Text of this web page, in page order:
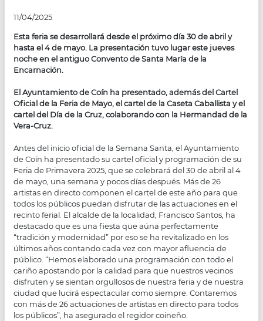
11/04/2025
Esta feria se desarrollará desde el próximo día 30 de abril y
hasta el 4 de mayo. La presentación tuvo lugar este jueves
noche en el antiguo Convento de Santa María de la
Encarnación.
El Ayuntamiento de Coín ha presentado, además del Cartel
Oficial de la Feria de Mayo, el cartel de la Caseta Caballista y el
cartel del Día de la Cruz, colaborando con la Hermandad de la
Vera-Cruz.
Antes del inicio oficial de la Semana Santa, el Ayuntamiento
de Coín ha presentado su cartel oficial y programación de su
Feria de Primavera 2025, que se celebrará del 30 de abril al 4
de mayo, una semana y pocos días después. Más de 26
artistas en directo componen el cartel de este año para que
todos los públicos puedan disfrutar de las actuaciones en el
recinto ferial. El alcalde de la localidad, Francisco Santos, ha
destacado que es una fiesta que aúna perfectamente
“tradición y modernidad” por eso se ha revitalizado en los
últimos años contando cada vez con mayor afluencia de
público. “Hemos elaborado una programación con todo el
cariño apostando por la calidad para que nuestros vecinos
disfruten y se sientan orgullosos de nuestra feria y de nuestra
ciudad que lucirá espectacular como siempre. Contaremos
con más de 26 actuaciones de artistas en directo para todos
los públicos”, ha asegurado el regidor coineño.